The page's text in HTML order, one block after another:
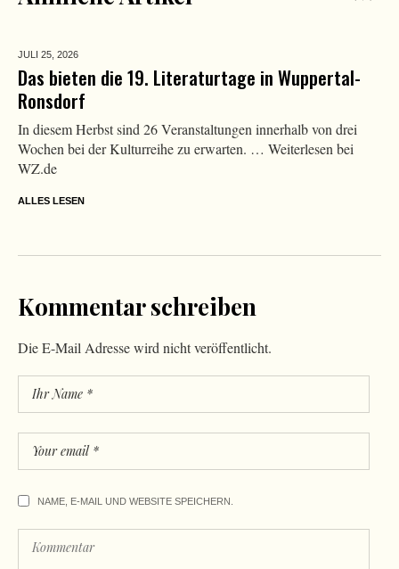
JULI 25, 2026
Das bieten die 19. Literaturtage in Wuppertal-
Ronsdorf
In diesem Herbst sind 26 Veranstaltungen innerhalb von drei
Wochen bei der Kulturreihe zu erwarten. … Weiterlesen bei
WZ.de
ALLES LESEN
Kommentar schreiben
Die E-Mail Adresse wird nicht veröffentlicht.
NAME, E-MAIL UND WEBSITE SPEICHERN.